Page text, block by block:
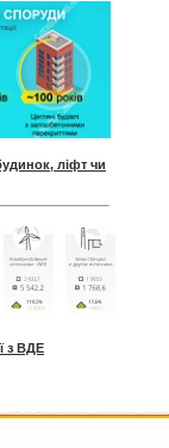
ліфт чи
з ВДЕ